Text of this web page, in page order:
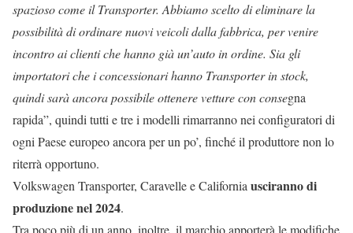
spazioso come il Transporter. Abbiamo scelto di eliminare la
possibilità di ordinare nuovi veicoli dalla fabbrica, per venire
incontro ai clienti che hanno già un’auto in ordine. Sia gli
importatori che i concessionari hanno Transporter in stock,
quindi sarà ancora possibile ottenere vetture con consegna
rapida”, quindi tutti e tre i modelli rimarranno nei configuratori di
ogni Paese europeo ancora per un po’, finché il produttore non lo
riterrà opportuno.
Volkswagen Transporter, Caravelle e California usciranno di
produzione nel 2024.
Tra poco più di un anno, inoltre, il marchio apporterà le modifiche